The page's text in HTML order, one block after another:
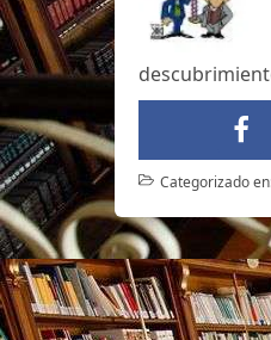
Categorizado